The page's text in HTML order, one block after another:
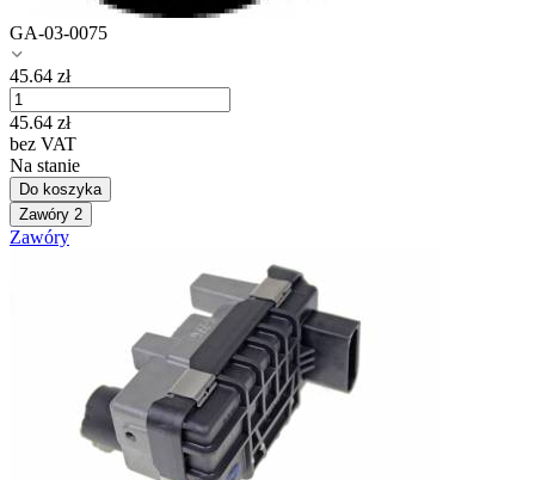
GA-03-0075
45.64 zł
45.64 zł
bez VAT
Na stanie
Do koszyka
Zawóry 2
Zawóry